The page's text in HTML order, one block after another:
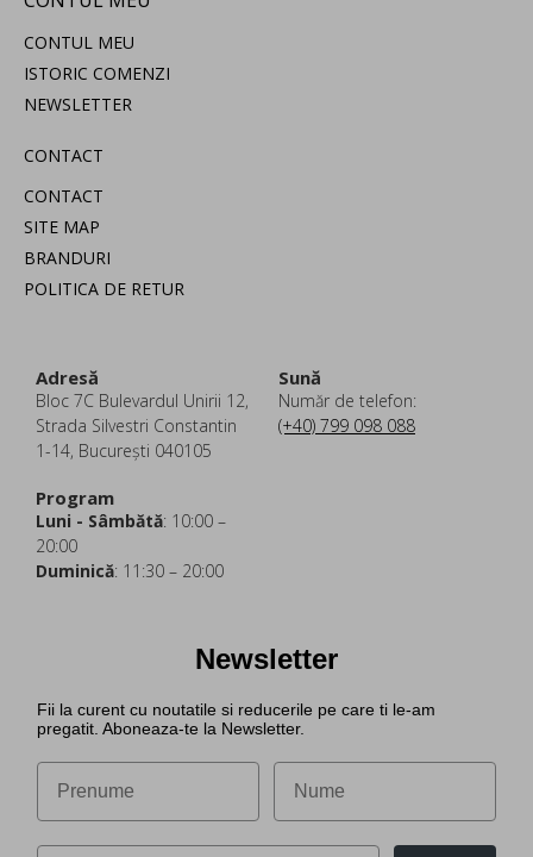
CONTUL MEU
ISTORIC COMENZI
NEWSLETTER
CONTACT
CONTACT
SITE MAP
BRANDURI
POLITICA DE RETUR
Adresă
Bloc 7C Bulevardul Unirii 12,
Strada Silvestri Constantin
1-14, București 040105
Sună
Număr de telefon:
(+40) 799 098 088
Program
Luni - Sâmbătă: 10:00 –
20:00
Duminică: 11:30 – 20:00
Newsletter
Fii la curent cu noutatile si reducerile pe care ti le-am
pregatit. Aboneaza-te la Newsletter.